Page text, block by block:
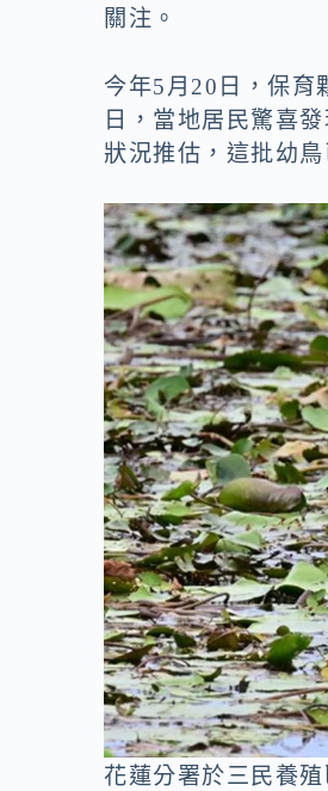
關注。
今年5月20日，保育
日，當地居民驚喜
狀況推估，這批幼
花蓮分署於三民養